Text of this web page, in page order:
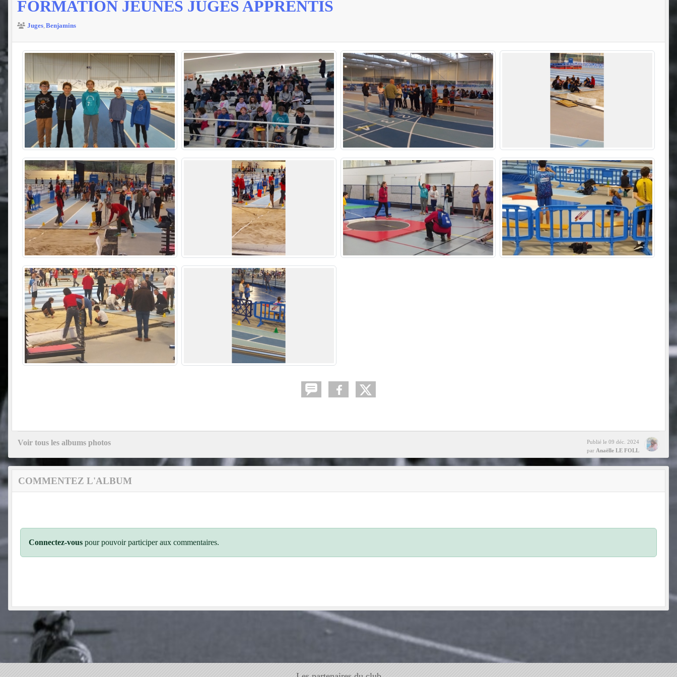
FORMATION JEUNES JUGES APPRENTIS
Juges Benjamins
Voir tous les albums photos Publié le 09 déc. 2024
par Anaëlle LE FOLL
COMMENTEZ L'ALBUM
Connectez-vous pour pouvoir participer aux commentaires.